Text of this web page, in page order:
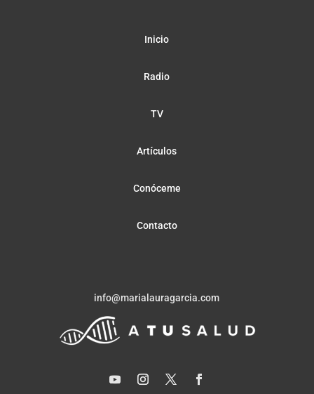
Inicio
Radio
TV
Artículos
Conóceme
Contacto
info@marialauragarcia.com